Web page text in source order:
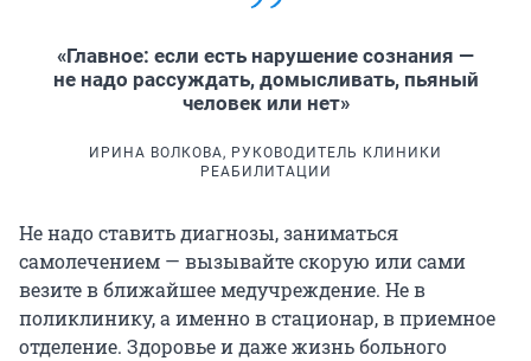
«Главное: если есть нарушение сознания —
не надо рассуждать, домысливать, пьяный
человек или нет»
ИРИНА ВОЛКОВА, РУКОВОДИТЕЛЬ КЛИНИКИ
РЕАБИЛИТАЦИИ
Не надо ставить диагнозы, заниматься
самолечением — вызывайте скорую или сами
везите в ближайшее медучреждение. Не в
поликлинику, а именно в стационар, в приемное
отделение. Здоровье и даже жизнь больного